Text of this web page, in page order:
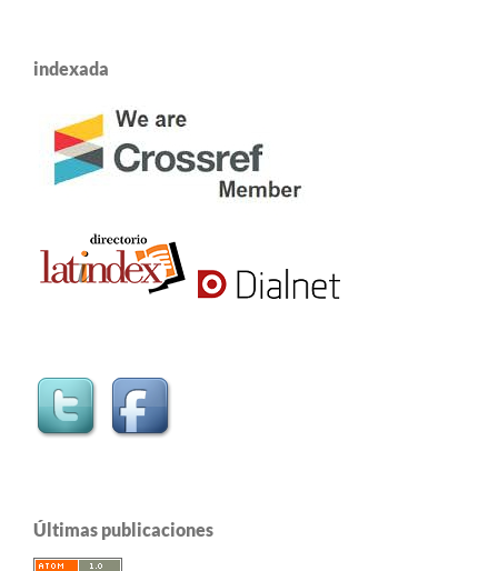
indexada
Últimas publicaciones